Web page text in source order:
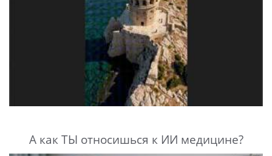
А как ТЫ относишься к ИИ медицине?